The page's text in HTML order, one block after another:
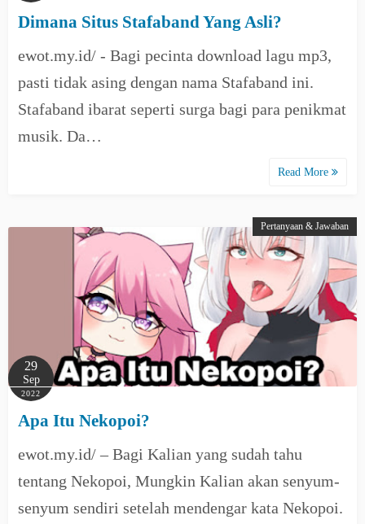
Dimana Situs Stafaband Yang Asli?
ewot.my.id/ - Bagi pecinta download lagu mp3,
pasti tidak asing dengan nama Stafaband ini.
Stafaband ibarat seperti surga bagi para penikmat
musik. Da…
Read More
Pertanyaan & Jawaban
29
Sep
2022
Apa Itu Nekopoi?
ewot.my.id/ – Bagi Kalian yang sudah tahu
tentang Nekopoi, Mungkin Kalian akan senyum-
senyum sendiri setelah mendengar kata Nekopoi.